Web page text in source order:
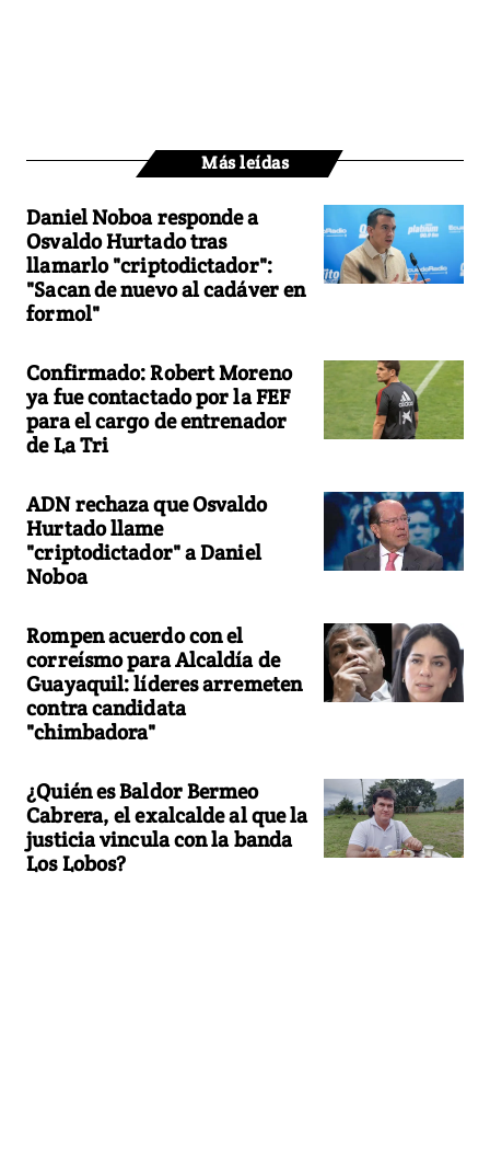
Más leídas
Daniel Noboa responde a
Osvaldo Hurtado tras
llamarlo "criptodictador":
"Sacan de nuevo al cadáver en
formol"
Confirmado: Robert Moreno
ya fue contactado por la FEF
para el cargo de entrenador
de La Tri
ADN rechaza que Osvaldo
Hurtado llame
"criptodictador" a Daniel
Noboa
Rompen acuerdo con el
correísmo para Alcaldía de
Guayaquil: líderes arremeten
contra candidata
"chimbadora"
¿Quién es Baldor Bermeo
Cabrera, el exalcalde al que la
justicia vincula con la banda
Los Lobos?